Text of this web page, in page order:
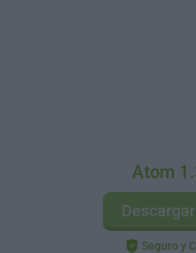
Atom
Seguro y